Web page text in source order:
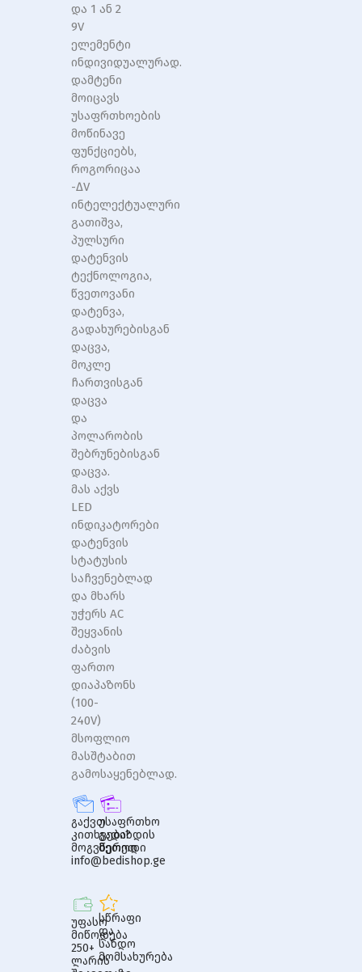
და 1 ან 2
9V
ელემენტი
ინდივიდუალურად.
დამტენი
მოიცავს
უსაფრთხოების
მოწინავე
ფუნქციებს,
როგორიცაა
-∆V
ინტელექტუალური
გათიშვა,
პულსური
დატენვის
ტექნოლოგია,
წვეთოვანი
დატენვა,
გადახურებისგან
დაცვა,
მოკლე
ჩართვისგან
დაცვა
და
პოლარობის
შებრუნებისგან
დაცვა.
მას აქვს
LED
ინდიკატორები
დატენვის
სტატუსის
საჩვენებლად
და მხარს
უჭერს AC
შეყვანის
ძაბვის
ფართო
დიაპაზონს
(100-
240V)
მსოფლიო
მასშტაბით
გამოსაყენებლად.
გაქვთ
კითხვები?
მოგვწერეთ
info@bedishop.ge
უსაფრთხო
გადახდის
მეთოდი
უფასო
მიწოდება
250+
ლარის
სწრაფი
და
სანდო
მომსახურება